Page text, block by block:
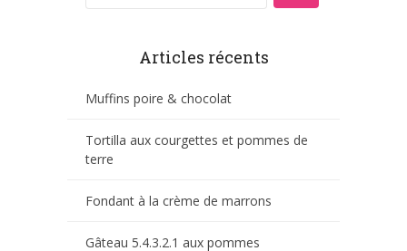
Articles récents
Muffins poire & chocolat
Tortilla aux courgettes et pommes de
terre
Fondant à la crème de marrons
Gâteau 5.4.3.2.1 aux pommes